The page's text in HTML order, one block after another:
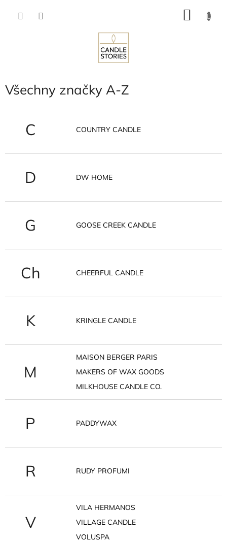
Všechny značky A-Z
C COUNTRY CANDLE
D DW HOME
G GOOSE CREEK CANDLE
Ch CHEERFUL CANDLE
K KRINGLE CANDLE
M
MAISON BERGER PARIS
MAKERS OF WAX GOODS
MILKHOUSE CANDLE CO.
P PADDYWAX
R RUDY PROFUMI
V
VILA HERMANOS
VILLAGE CANDLE
VOLUSPA